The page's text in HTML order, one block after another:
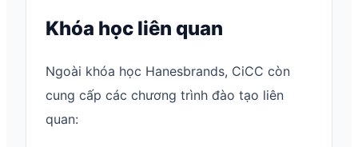
Khóa học liên quan
Ngoài khóa học Hanesbrands, CiCC còn
cung cấp các chương trình đào tạo liên
quan: